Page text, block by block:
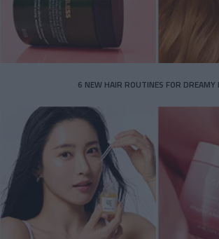
6 NEW HAIR ROUTINES FOR DREAMY